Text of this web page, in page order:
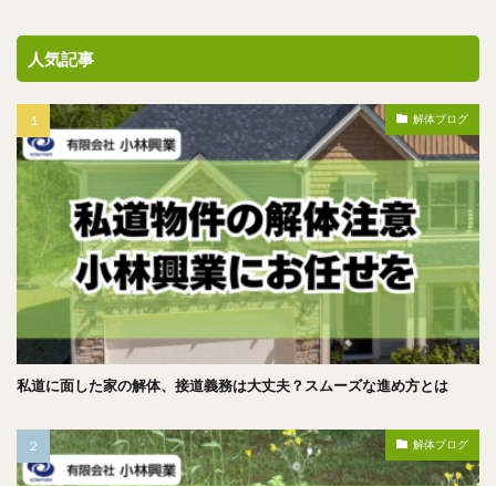
人気記事
解体ブログ
私道に面した家の解体、接道義務は大丈夫？スムーズな進め方とは
解体ブログ